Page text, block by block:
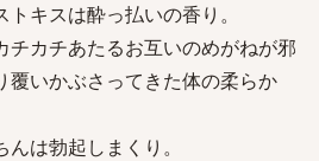
キスは酔っ払いの香り。
チカチあたるお互いのめがねが邪
覆いかぶさってきた体の柔らか
は勃起しまくり。